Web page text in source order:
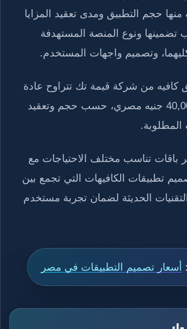
حجم التطبيق ومدى تعقيد المزايا
تضمينها ونوع المنصة المستهدفة
كافيه من شركة قيمة تك تتراوح عادة
بين 20,000 إلى 40,000 جنيه مصري، حسب حجم وتعقيد
المطلوبة.
باقات تناسب مختلف الاحتياجات مع
تطبيقات الكافيهات التي تجمع بين
الحديثة لضمان تجربة مستخدم
أسعار تصميم التطبيقات في مصر